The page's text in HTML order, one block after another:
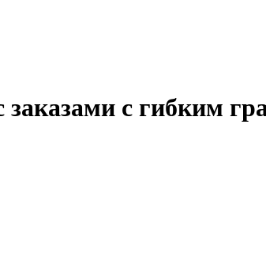
заказами с гибким